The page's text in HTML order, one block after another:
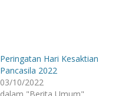
Peringatan Hari Kesaktian
Pancasila 2022
03/10/2022